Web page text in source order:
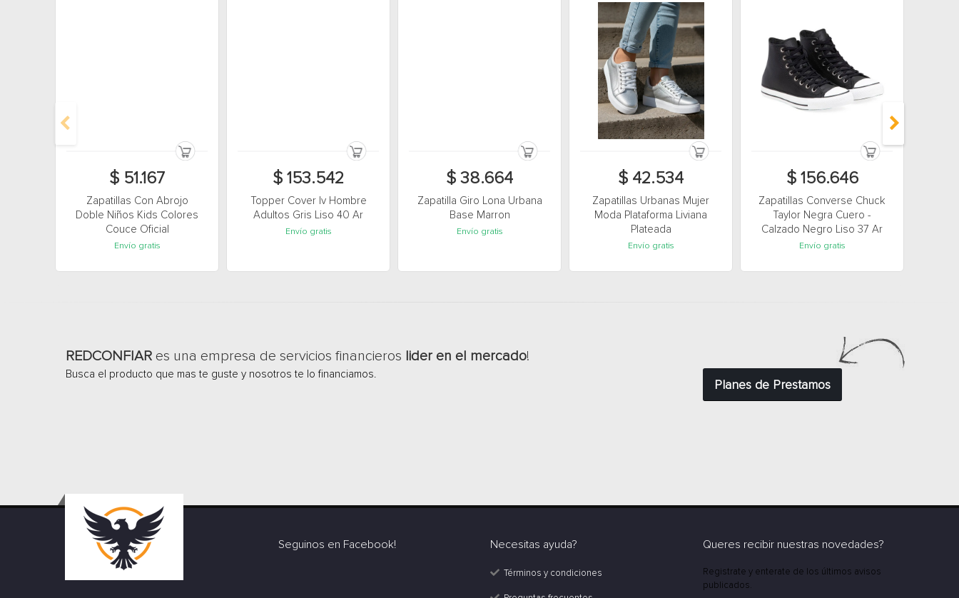
$ 51.167
Zapatillas Con Abrojo
Doble Niños Kids Colores
Couce Oficial
Envío gratis
$ 153.542
Topper Cover Iv Hombre
Adultos Gris Liso 40 Ar
Envío gratis
$ 38.664
Zapatilla Giro Lona Urbana
Base Marron
Envío gratis
$ 42.534
Zapatillas Urbanas Mujer
Moda Plataforma Liviana
Plateada
Envío gratis
$ 156.646
Zapatillas Converse Chuck
Taylor Negra Cuero -
Calzado Negro Liso 37 Ar
Envío gratis
REDCONFIAR es una empresa de servicios financieros lider en el mercado!
Busca el producto que mas te guste y nosotros te lo financiamos.
Planes de Prestamos
Seguinos en Facebook! Necesitas ayuda?
Términos y condiciones
Queres recibir nuestras novedades?
Registrate y enterate de los últimos avisos
publicados.